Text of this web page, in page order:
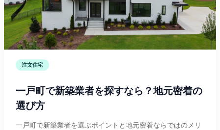
注文住宅
一戸町で新築業者を探すなら？地元密着の
選び方
一戸町で新築業者を選ぶポイントと地元密着ならではのメリ